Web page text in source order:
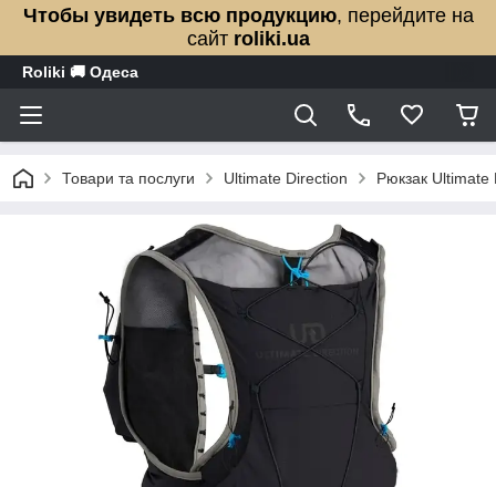
Чтобы увидеть всю продукцию, перейдите на
сайт roliki.ua
Roliki 🚚 Одеса
Товари та послуги Ultimate Direction Рюкзак